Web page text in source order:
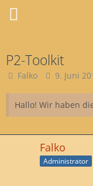
P2-Toolkit
Falko 9. Juni
Hallo! Wir haben
Falko
Administrator